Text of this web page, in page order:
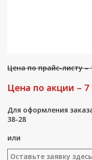
Цена по прайс-листу –
Цена по акции – 7
Для оформления
38-28
или
Оставьте заявку здесь